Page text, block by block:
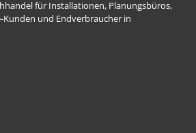
für Installationen, Planungsbüros,
und Endverbraucher in